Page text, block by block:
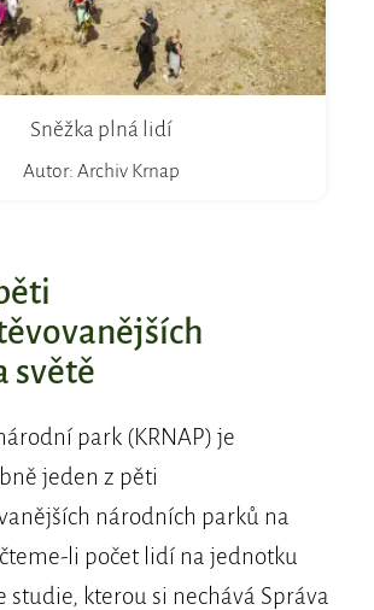
Sněžka plná lidí
Autor: Archiv Krnap
světě
park (KRNAP) je
jeden z pěti
národních parků na
li počet lidí na jednotku
studie, kterou si nechává Správa